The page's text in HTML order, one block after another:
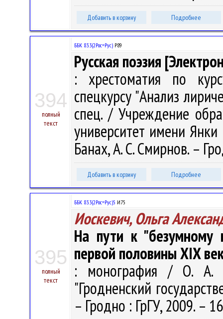
Добавить в корзину Подробнее
394
полный
текст
ББК 83.3(2Рос=Рус) Р89
Русская поэзия
: хрестоматия по
спецкурсу "Анализ
спец. / Учреждение
университет имени Янки
Банах, А. С. Смирнов. –
Добавить в корзину Подробнее
395
полный
текст
ББК 83.3(2Рос=Рус)5 И75
Иоскевич, Ольга
На пути к "безумному
первой половины XIX
: монография / О. А.
"Гродненский
– Гродно : ГрГУ, 2009. –